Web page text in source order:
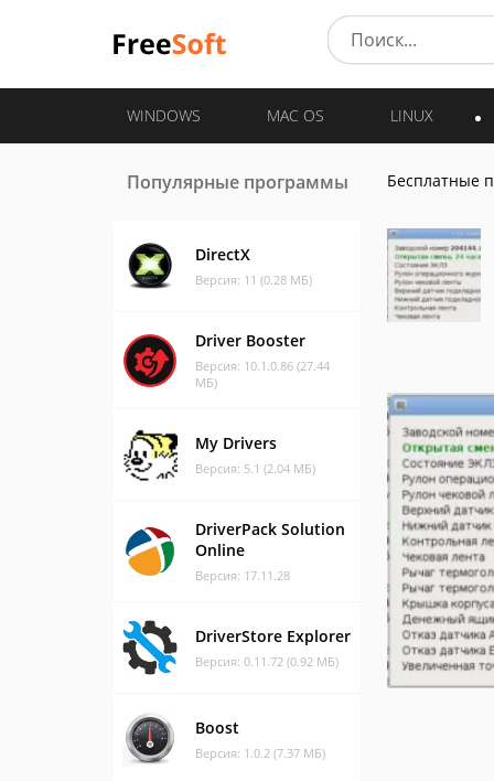
WINDOWS MAC OS LINUX
Популярные программы
DirectX
Версия: 11 (0.28 МБ)
Driver Booster
Версия: 10.1.0.86 (27.44
МБ)
My Drivers
Версия: 5.1 (2.04 МБ)
DriverPack Solution
Online
Версия: 17.11.28
DriverStore Explorer
Версия: 0.11.72 (0.92 МБ)
Boost
Версия: 1.0.2 (7.37 МБ)
Бесплатные